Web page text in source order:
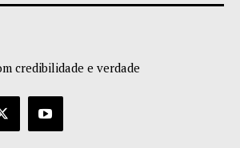
credibilidade e verdade